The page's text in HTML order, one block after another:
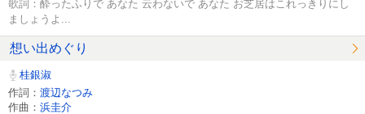
歌詞：酔ったふりで あなた 云わないで あなた お芝居はこれっきりにし
ましょうよ...
想い出めぐり
桂銀淑
作詞： 渡辺なつみ
作曲： 浜圭介